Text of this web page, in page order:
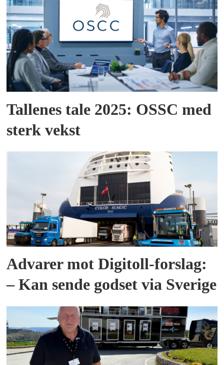
Tallenes tale 2025: OSSC med
sterk vekst
Advarer mot Digitoll-forslag:
– Kan sende godset via Sverige